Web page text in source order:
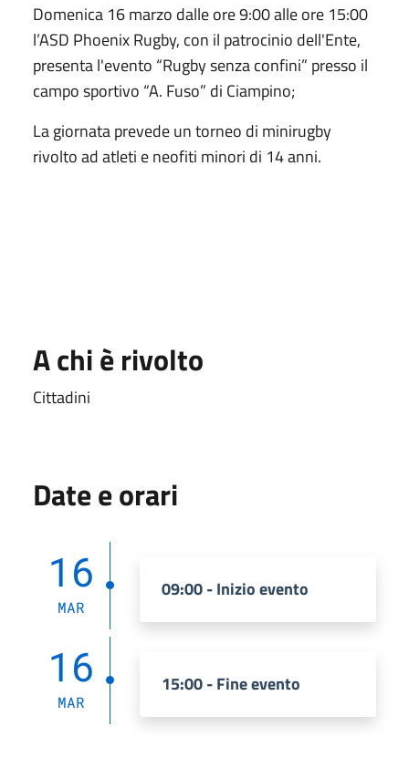
Domenica 16 marzo dalle ore 9:00 alle ore 15:00
l’ASD Phoenix Rugby, con il patrocinio dell'Ente,
presenta l'evento “Rugby senza confini” presso il
campo sportivo “A. Fuso” di Ciampino;
La giornata prevede un torneo di minirugby
rivolto ad atleti e neofiti minori di 14 anni.
A chi è rivolto
Cittadini
Date e orari
16
MAR
09:00 - Inizio evento
16
MAR
15:00 - Fine evento